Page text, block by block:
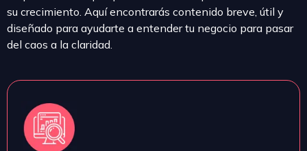
su crecimiento. Aquí encontrarás contenido breve, útil y
diseñado para ayudarte a entender tu negocio para pasar
del caos a la claridad.